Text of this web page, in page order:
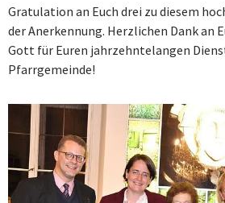
Gratulation an Euch drei zu diesem
der Anerkennung. Herzlichen Dank an
Gott für Euren jahrzehntelangen
Pfarrgemeinde!